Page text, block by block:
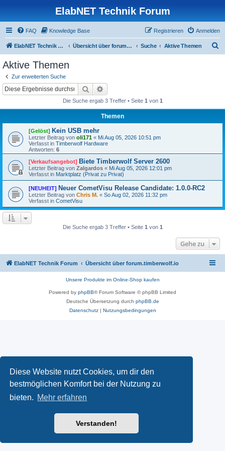
Diese Website nutzt Cookies, um dir den
bestmöglichen Komfort bei der Nutzung zu
bieten. Mehr erfahren
Verstanden!
ElabNET Technik Forum
FAQ Knowledge Base Anmelden
Registrieren
ElabNET Technik Forum Übersicht über forum.timberwolf.io Suche Aktive Themen
Aktive Themen
Zur erweiterten Suche
Suche
Die Suche ergab 3 Treffer • Seite 1 von 1
Themen
[Gelöst] Kein USB mehr
Letzter Beitrag von oli171 « Mi Aug 05, 2026 10:51 pm
Verfasst in Timberwolf Hardware
Antworten: 6
[Verkaufsangebot] Biete Timberwolf Server 2600
Letzter Beitrag von Zalgardos « Mi Aug 05, 2026 12:01 pm
Verfasst in Marktplatz (Privat zu Privat)
[NEUHEIT] Neuer CometVisu Release Candidate: 1.0.0-RC2
Letzter Beitrag von Chris M. « So Aug 02, 2026 11:32 pm
Verfasst in CometVisu
Die Suche ergab 3 Treffer • Seite 1 von 1
Gehe zu
ElabNET Technik Forum Übersicht über forum.timberwolf.io
Unsere Produkte im Online-Shop kaufen
Powered by phpBB® Forum Software © phpBB Limited
Deutsche Übersetzung durch phpBB.de
Datenschutz| Nutzungsbedingungen